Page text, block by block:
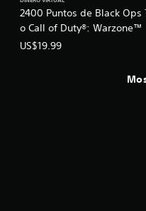
2400 Puntos de Black Ops
o Call of Duty®: Warzone™
US$19.99